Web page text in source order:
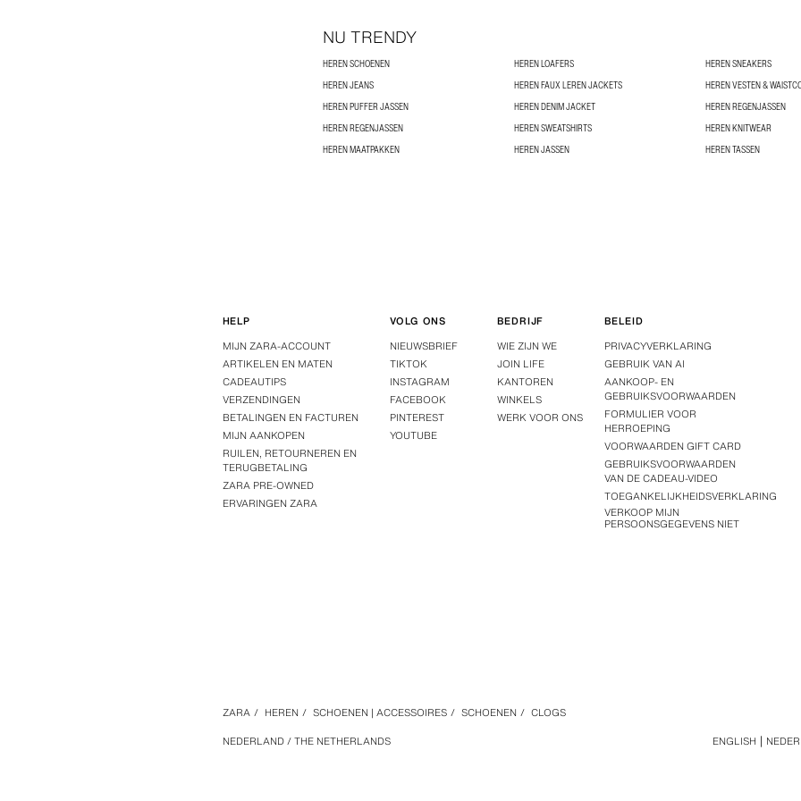
NU TRENDY
HEREN SCHOENEN HEREN LOAFERS
HEREN SNEAKERS
HEREN JEANS
HEREN FAUX LEREN JACKETS
HEREN VESTEN &
HEREN PUFFER JASSEN
HEREN DENIM JACKET
HEREN REGENJASSEN
HEREN REGENJASSEN
HEREN SWEATSHIRTS
HEREN KNITWEAR
HEREN MAATPAKKEN
HEREN JASSEN HEREN TASSEN
HELP
MIJN ZARA-ACCOUNT
ARTIKELEN EN MATEN
CADEAUTIPS
VERZENDINGEN
BETALINGEN EN FACTUREN
MIJN AANKOPEN
RUILEN, RETOURNEREN EN
TERUGBETALING
ZARA PRE-OWNED
ERVARINGEN ZARA
VOLG ONS
NIEUWSBRIEF
TIKTOK
INSTAGRAM
FACEBOOK
PINTEREST
YOUTUBE
BEDRIJF
WIE ZIJN WE
JOIN LIFE
KANTOREN
WINKELS
WERK VOOR ONS
BELEID
PRIVACYVERKLARING
GEBRUIK VAN AI
AANKOOP- EN
GEBRUIKSVOORWAARDEN
FORMULIER VOOR
HERROEPING
VOORWAARDEN GIFT CARD
GEBRUIKSVOORWAARDEN
VAN DE CADEAU-VIDEO
TOEGANKELIJKHEIDSVERKLARING
VERKOOP MIJN
PERSOONSGEGEVENS NIET
ZARA / HEREN / SCHOENEN | ACCESSOIRES / SCHOENEN / CLOGS
NEDERLAND / THE NETHERLANDS
ENGLISH